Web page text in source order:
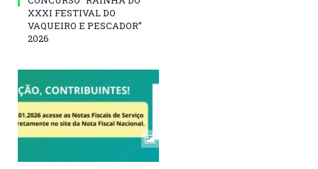
XXXI FESTIVAL DO
VAQUEIRO E PESCADOR”
2026